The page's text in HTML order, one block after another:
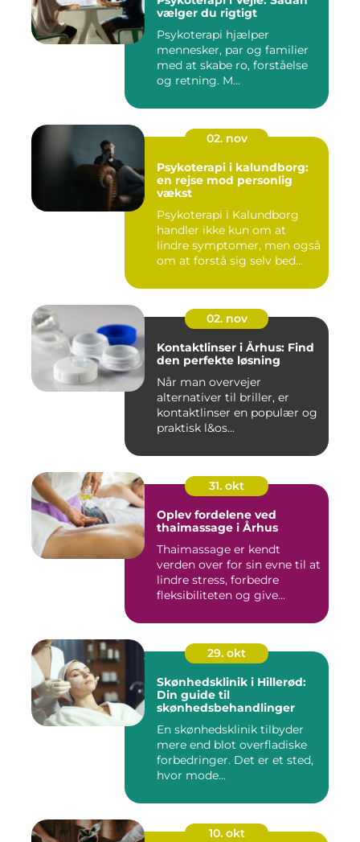
vælger du rigtigt
Psykoterapi hjælper
mennesker, par og familier
med at skabe ro, forståelse
og retning. M...
02. nov
Psykoterapi i kalundborg:
en rejse mod personlig
vækst
Psykoterapi i Kalundborg
handler ikke kun om at
lindre symptomer, men også
om at forstå sig selv bed...
02. nov
Kontaktlinser i Århus: Find
den perfekte løsning
Når man overvejer
alternativer til briller, er
kontaktlinser en populær og
praktisk l&os...
31. okt
Oplev fordelene ved
thaimassage i Århus
Thaimassage er kendt
verden over for sin evne til at
lindre stress, forbedre
fleksibiliteten og give...
29. okt
Skønhedsklinik i Hillerød:
Din guide til
skønhedsbehandlinger
En skønhedsklinik tilbyder
mere end blot overfladiske
forbedringer. Det er et sted,
hvor mode...
10. okt